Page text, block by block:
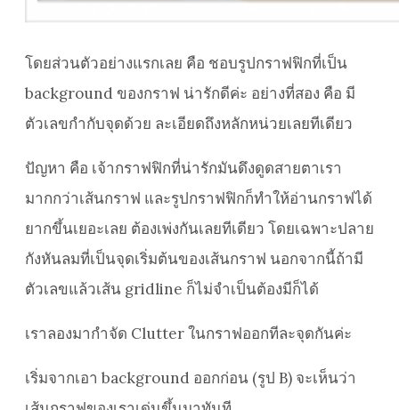
โดยส่วนตัวอย่างแรกเลย คือ ชอบรูปกราฟฟิกที่เป็น
background ของกราฟ น่ารักดีค่ะ อย่างที่สอง คือ มี
ตัวเลขกำกับจุดด้วย ละเอียดถึงหลักหน่วยเลยทีเดียว
ปัญหา คือ เจ้ากราฟฟิกที่น่ารักมันดึงดูดสายตาเรา
มากกว่าเส้นกราฟ และรูปกราฟฟิกก็ทำให้อ่านกราฟได้
ยากขึ้นเยอะเลย ต้องเพ่งกันเลยทีเดียว โดยเฉพาะปลาย
กังหันลมที่เป็นจุดเริ่มต้นของเส้นกราฟ นอกจากนี้ถ้ามี
ตัวเลขแล้วเส้น gridline ก็ไม่จำเป็นต้องมีก็ได้
เราลองมากำจัด Clutter ในกราฟออกทีละจุดกันค่ะ
เริ่มจากเอา background ออกก่อน (รูป B) จะเห็นว่า